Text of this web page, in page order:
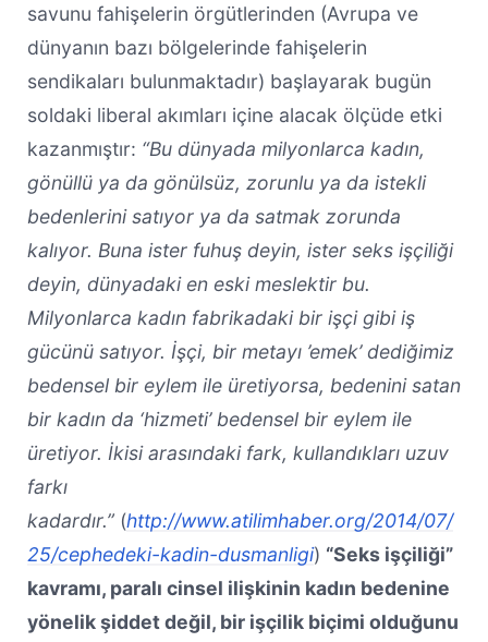
savunu fahişelerin örgütlerinden (Avrupa ve
dünyanın bazı bölgelerinde fahişelerin
sendikaları bulunmaktadır) başlayarak bugün
soldaki liberal akımları içine alacak ölçüde etki
kazanmıştır: “Bu dünyada milyonlarca kadın,
gönüllü ya da gönülsüz, zorunlu ya da istekli
bedenlerini satıyor ya da satmak zorunda
kalıyor. Buna ister fuhuş deyin, ister seks işçiliği
deyin, dünyadaki en eski meslektir bu.
Milyonlarca kadın fabrikadaki bir işçi gibi iş
gücünü satıyor. İşçi, bir metayı ’emek’ dediğimiz
bedensel bir eylem ile üretiyorsa, bedenini satan
bir kadın da ‘hizmeti’ bedensel bir eylem ile
üretiyor. İkisi arasındaki fark, kullandıkları uzuv
farkı
kadardır.”(http://www.atilimhaber.org/2014/07/
25/cephedeki-kadin-dusmanligi) “Seks işçiliği”
kavramı, paralı cinsel ilişkinin kadın bedenine
yönelik şiddet değil, bir işçilik biçimi olduğunu